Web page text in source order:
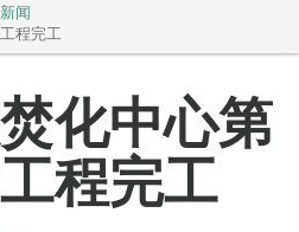
新闻
程完工
化中心第
程完工